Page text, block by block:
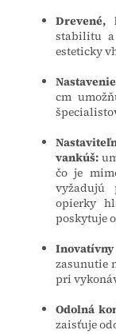
Drevené,
stabilitu
esteticky
cm
vankúš:
čo je
vyžadujú
opierky
poskytuje
zasunutie
pri
Odolná
zaisťuje